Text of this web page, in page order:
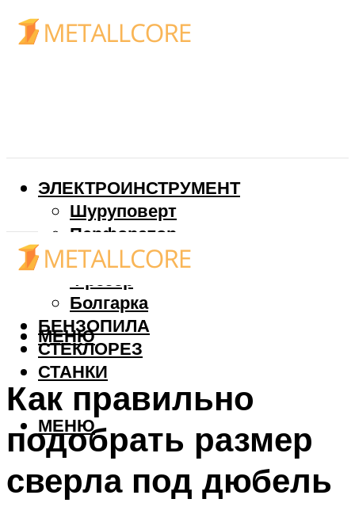
ЭЛЕКТРОИНСТРУМЕНТ
Шуруповерт
Перфоратор
Дрель
Фрезер
Болгарка
БЕНЗОПИЛА
СТЕКЛОРЕЗ
СТАНКИ
МЕНЮ
МЕНЮ
Как правильно
подобрать размер
сверла под дюбель